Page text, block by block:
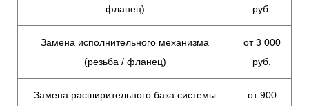
фланец)
руб.
Замена исполнительного механизма
(резьба / фланец)
от 3 000
руб.
Замена расширительного бака системы
от 900